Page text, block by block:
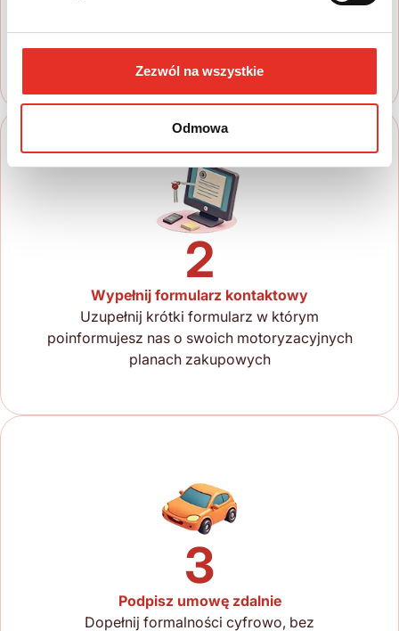
Zezwól na wszystkie
Odmowa
model, który najbardziej spełnia Twoje
oczekiwania
2
Wypełnij formularz kontaktowy
Uzupełnij krótki formularz w którym
poinformujesz nas o swoich motoryzacyjnych
planach zakupowych
3
Podpisz umowę zdalnie
Dopełnij formalności cyfrowo, bez